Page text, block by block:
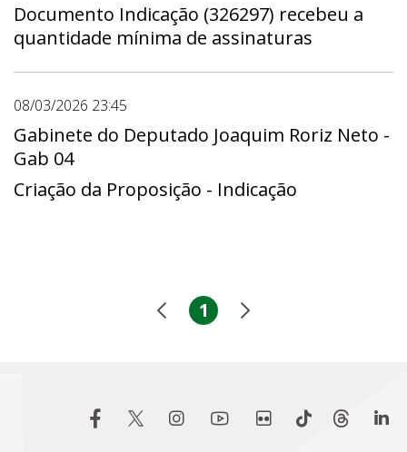
Documento Indicação (326297) recebeu a
quantidade mínima de assinaturas
08/03/2026 23:45
Gabinete do Deputado Joaquim Roriz Neto -
Gab 04
Criação da Proposição - Indicação
1